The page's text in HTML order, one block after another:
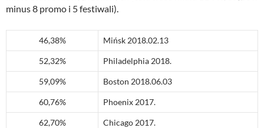
minus 8 promo i 5 festiwali).
46,38% Mińsk 2018.02.13
52,32% Philadelphia 2018.
59,09% Boston 2018.06.03
60,76% Phoenix 2017.
62,70% Chicago 2017.